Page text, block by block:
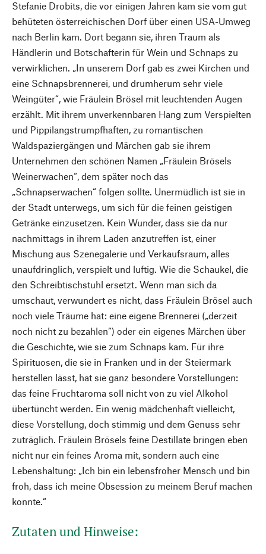
Stefanie Drobits, die vor einigen Jahren kam sie vom gut
behüteten österreichischen Dorf über einen USA-Umweg
nach Berlin kam. Dort begann sie, ihren Traum als
Händlerin und Botschafterin für Wein und Schnaps zu
verwirklichen. „In unserem Dorf gab es zwei Kirchen und
eine Schnapsbrennerei, und drumherum sehr viele
Weingüter“, wie Fräulein Brösel mit leuchtenden Augen
erzählt. Mit ihrem unverkennbaren Hang zum Verspielten
und Pippilangstrumpfhaften, zu romantischen
Waldspaziergängen und Märchen gab sie ihrem
Unternehmen den schönen Namen „Fräulein Brösels
Weinerwachen“, dem später noch das
„Schnapserwachen“ folgen sollte. Unermüdlich ist sie in
der Stadt unterwegs, um sich für die feinen geistigen
Getränke einzusetzen. Kein Wunder, dass sie da nur
nachmittags in ihrem Laden anzutreffen ist, einer
Mischung aus Szenegalerie und Verkaufsraum, alles
unaufdringlich, verspielt und luftig. Wie die Schaukel, die
den Schreibtischstuhl ersetzt. Wenn man sich da
umschaut, verwundert es nicht, dass Fräulein Brösel auch
noch viele Träume hat: eine eigene Brennerei („derzeit
noch nicht zu bezahlen“) oder ein eigenes Märchen über
die Geschichte, wie sie zum Schnaps kam. Für ihre
Spirituosen, die sie in Franken und in der Steiermark
herstellen lässt, hat sie ganz besondere Vorstellungen:
das feine Fruchtaroma soll nicht von zu viel Alkohol
übertüncht werden. Ein wenig mädchenhaft vielleicht,
diese Vorstellung, doch stimmig und dem Genuss sehr
zuträglich. Fräulein Brösels feine Destillate bringen eben
nicht nur ein feines Aroma mit, sondern auch eine
Lebenshaltung: „Ich bin ein lebensfroher Mensch und bin
froh, dass ich meine Obsession zu meinem Beruf machen
konnte.“
Zutaten und Hinweise: